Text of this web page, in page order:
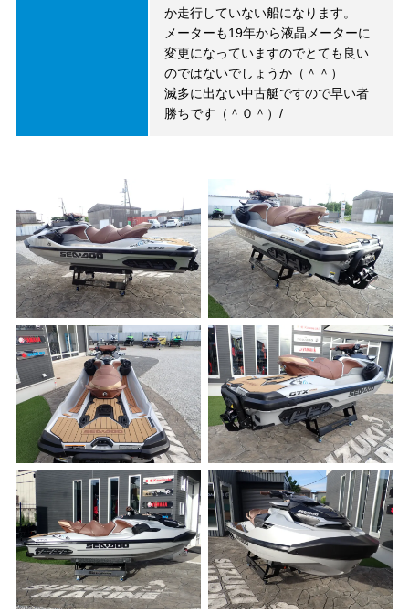
か走行していない船になります。
メーターも19年から液晶メーターに
変更になっていますのでとても良い
のではないでしょうか（＾＾）
滅多に出ない中古艇ですので早い者
勝ちです（＾０＾）/